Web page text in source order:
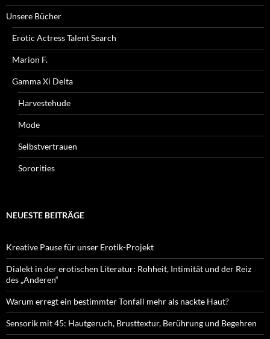
Unsere Bücher
Erotic Actress Talent Search
Marion F.
Gamma Xi Delta
Harvestehude
Mode
Selbstvertrauen
Sororities
NEUESTE BEITRÄGE
Kreative Pause für unser Erotik-Projekt
Dialekt in der erotischen Literatur: Rohheit, Intimität und der Reiz
des „Anderen“
Warum erregt ein bestimmter Tonfall mehr als nackte Haut?
Sensorik mit 45: Hautgeruch, Brusttextur, Berührung und Begehren